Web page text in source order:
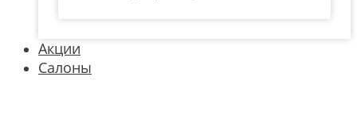
Акции
Салоны